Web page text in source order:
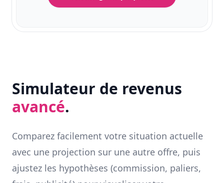
Simulateur de revenus
avancé.
Comparez facilement votre situation actuelle
avec une projection sur une autre offre, puis
ajustez les hypothèses (commission, paliers,